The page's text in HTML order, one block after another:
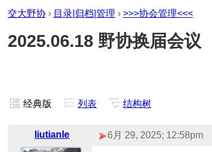
交大野协 › 目录|归档|管理 › >>>协会管理<<<
2025.06.18 野协换届会议
经典版 列表 结构树
liutianle 6月 29, 2025; 12:58pm